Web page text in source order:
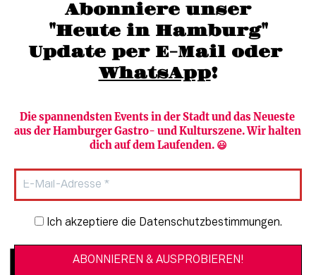
Abonniere unser
"Heute in Hamburg"
Update per E-Mail oder
WhatsApp!
Die spannendsten Events in der Stadt und das Neueste
aus der Hamburger Gastro- und Kulturszene. Wir halten
dich auf dem Laufenden. 😃
Newsletter-Anmeldung
Ich akzeptiere die Datenschutzbestimmungen.
moc.grubmah-enezs@ofni
Newsletter abonnieren
HAMBURG PUR